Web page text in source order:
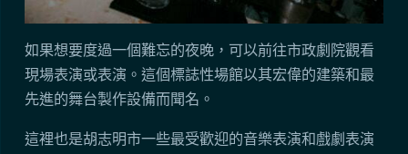
如果想要度過一個難忘的夜晚，可以前往市政劇院觀看
現場表演或表演。這個標誌性場館以其宏偉的建築和最
先進的舞台製作設備而聞名。
這裡也是胡志明市一些最受歡迎的音樂表演和戲劇表演